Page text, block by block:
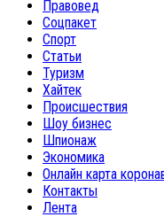
Правовед
Соцпакет
Спорт
Статьи
Туризм
Хайтек
Происшествия
Шоу бизнес
Шпионаж
Экономика
Онлайн карта
Контакты
Лента